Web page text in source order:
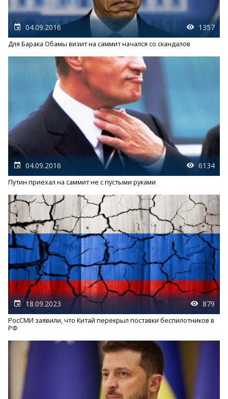
04.09.2016 1357
Для Барака Обамы визит на саммит начался со скандалов
04.09.2016 6134
Путин приехал на саммит не с пустыми руками
18.09.2023 879
РосСМИ заявили, что Китай перекрыл поставки беспилотников в
РФ